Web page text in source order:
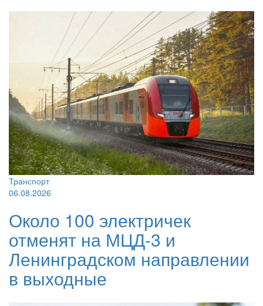
Транспорт
06.08.2026
Около 100 электричек
отменят на МЦД-3 и
Ленинградском направлении
в выходные